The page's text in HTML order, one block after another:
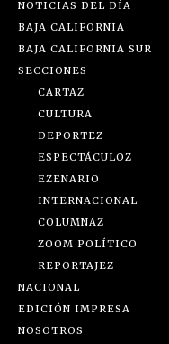
NOTICIAS DEL DÍA
BAJA CALIFORNIA
BAJA CALIFORNIA SUR
SECCIONES
CARTAZ
CULTURA
DEPORTEZ
ESPECTÁCULOZ
EZENARIO
INTERNACIONAL
COLUMNAZ
ZOOM POLÍTICO
REPORTAJEZ
NACIONAL
EDICIÓN IMPRESA
NOSOTROS